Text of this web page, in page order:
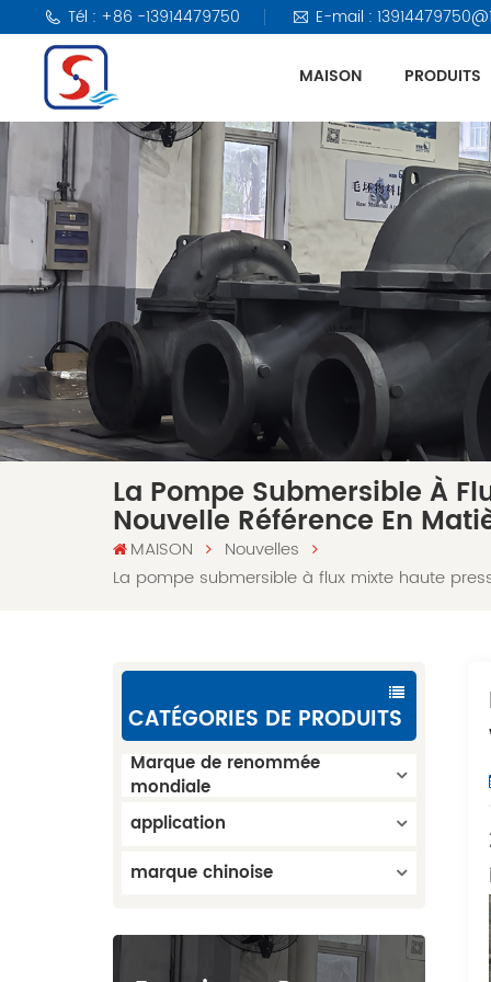
Tél : +86 -13914479750 E-mail :
MAISON PRODUITS
La Pompe Submersible À
Nouvelle Référence En
MAISON
Nouvelles
La pompe submersible à flux mixte haute
CATÉGORIES DE PRODUITS
Marque de renommée
mondiale
application
marque chinoise